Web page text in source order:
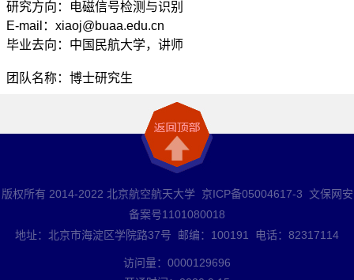
研究方向：电磁信号检测与识别
E-mail：xiaoj@buaa.edu.cn
毕业去向：中国民航大学，讲师
团队名称：博士研究生
版权所有 2014-2022 北京航空航天大学 京ICP备05004617-3 文保网安
备案号1101080018
地址：北京市海淀区学院路37号 邮编：100191 电话：82317114
访问量： 0000129696